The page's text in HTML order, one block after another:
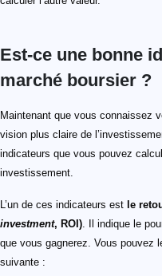
Est-ce une bonne
marché boursier ?
Maintenant que vous connaissez
vision plus claire de
indicateurs que vous pouvez
investissement.
L’un de ces indicateurs est le
investment, ROI). Il indique le
que vous gagnerez. Vous pouvez
suivante :